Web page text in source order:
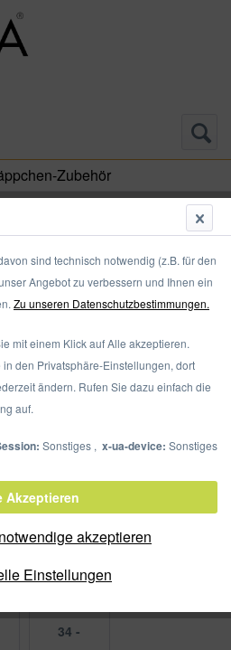
Zubehör
schwarz
17
34 -
sind technisch notwendig (z.B. für den
Angebot zu verbessern und Ihnen ein
Zu unseren Datenschutzbestimmungen.
mit einem Klick auf Alle akzeptieren.
den Privatsphäre-Einstellungen, dort
ändern. Rufen Sie dazu einfach die
auf.
Sonstiges , x-ua-device: Sonstiges
Einstellungen
akzeptieren
Akzeptieren